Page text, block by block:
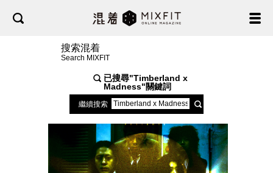
搜索混着
Search MIXFIT
已搜尋"Timberland x
Madness"關鍵詞
繼續搜索